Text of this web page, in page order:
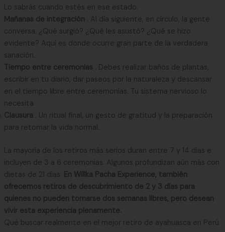
Lo sabrás cuando estés en ese estado.
Mañanas de integración
. Al día siguiente, en círculo, la gente
conversa. ¿Qué surgió? ¿Qué les asustó? ¿Qué se hizo
evidente? Aquí es donde ocurre gran parte de la verdadera
sanación.
Tiempo entre ceremonias
. Debes realizar baños de plantas,
escribir en tu diario, dar paseos por la naturaleza y descansar
en el tiempo libre entre ceremonias. Tu sistema nervioso lo
necesita.
Clausura
. Un ritual final, un gesto de gratitud y la preparación
para retomar la vida normal.
La mayoría de los retiros más serios duran entre 7 y 14 días e
incluyen de 3 a 6 ceremonias. Algunos profundizan aún más con
dietas de 21 días. En Willka Pacha Experience, también
ofrecemos retiros de descubrimiento de 2 y 3 días para
quienes no pueden tomarse dos semanas libres, pero desean
vivir esta experiencia plenamente.
Qué buscar realmente en el mejor retiro de ayahuasca en Perú